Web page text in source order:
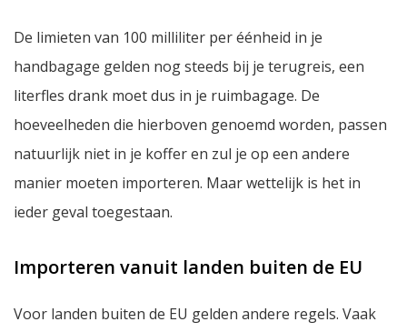
De limieten van 100 milliliter per éénheid in je
handbagage gelden nog steeds bij je terugreis, een
literfles drank moet dus in je ruimbagage. De
hoeveelheden die hierboven genoemd worden, passen
natuurlijk niet in je koffer en zul je op een andere
manier moeten importeren. Maar wettelijk is het in
ieder geval toegestaan.
Importeren vanuit landen buiten de EU
Voor landen buiten de EU gelden andere regels. Vaak